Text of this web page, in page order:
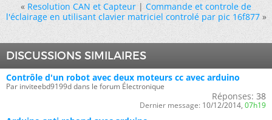
« Resolution CAN et Capteur|Commande et controle de
l'éclairage en utilisant clavier matriciel controlé par pic 16f877 »
DISCUSSIONS SIMILAIRES
Contrôle d'un robot avec deux moteurs cc avec arduino
Par inviteebd9199d dans le forum Électronique
Réponses: 38
Dernier message: 10/12/2014, 07h19